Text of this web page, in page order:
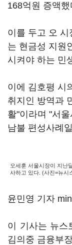
168억원 증액했
이를 두고 오
는 현금성 지원
시켜야 하는 민
이에 김호평 시
취지인 방역과
활"이라며 "서
남불 편성사례
오세훈 서울시장이 지난
사하고 있다. (사진=뉴시
윤민영 기자
이 기사는 뉴스
김의중 금융부